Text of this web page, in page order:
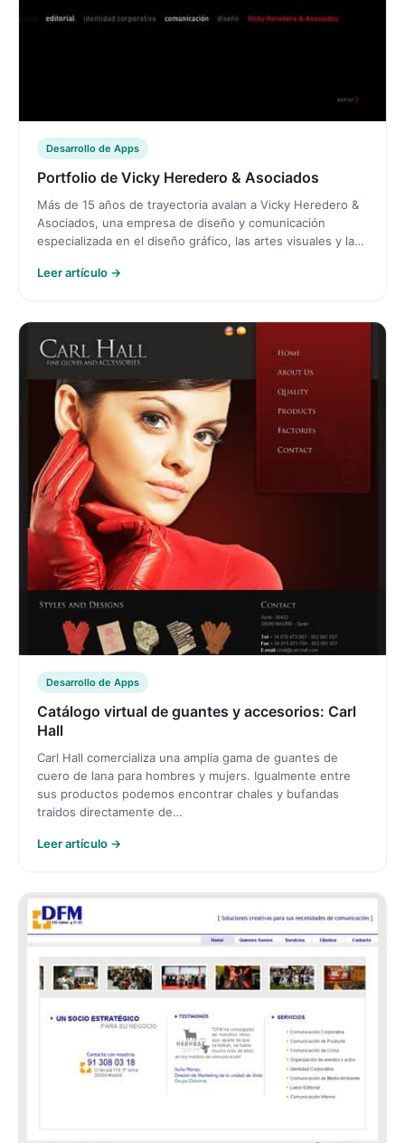
Desarrollo de Apps
Portfolio de Vicky Heredero & Asociados
Más de 15 años de trayectoria avalan a Vicky Heredero &
Asociados, una empresa de diseño y comunicación
especializada en el diseño gráfico, las artes visuales y la…
Leer artículo →
Desarrollo de Apps
Catálogo virtual de guantes y accesorios: Carl
Hall
Carl Hall comercializa una amplia gama de guantes de
cuero de lana para hombres y mujers. Igualmente entre
sus productos podemos encontrar chales y bufandas
traidos directamente de…
Leer artículo →